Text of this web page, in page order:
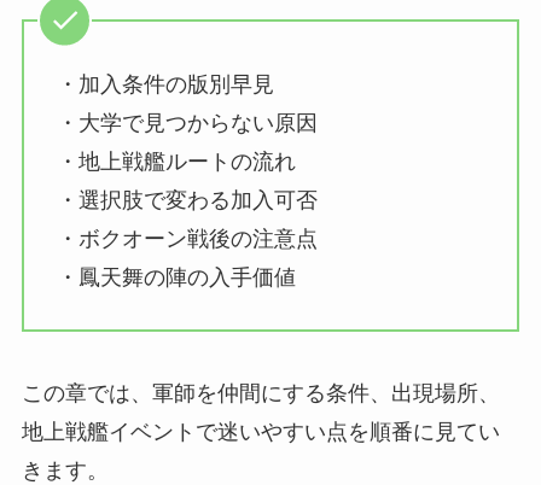
・加入条件の版別早見
・大学で見つからない原因
・地上戦艦ルートの流れ
・選択肢で変わる加入可否
・ボクオーン戦後の注意点
・鳳天舞の陣の入手価値
この章では、軍師を仲間にする条件、出現場所、
地上戦艦イベントで迷いやすい点を順番に見てい
きます。